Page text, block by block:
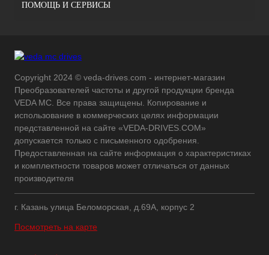
ПОМОЩЬ И СЕРВИСЫ
Copyright 2024 © veda-drives.com - интернет-магазин
Преобразователей частоты и другой продукции бренда
VEDA MC. Все права защищены. Копирование и
использование в коммерческих целях информации
представленной на сайте «VEDA-DRIVES.COM»
допускается только с письменного одобрения.
Предоставленная на сайте информация о характеристиках
и комплектности товаров может отличаться от данных
производителя
г. Казань улица Беломорская, д.69А, корпус 2
Посмотреть на карте